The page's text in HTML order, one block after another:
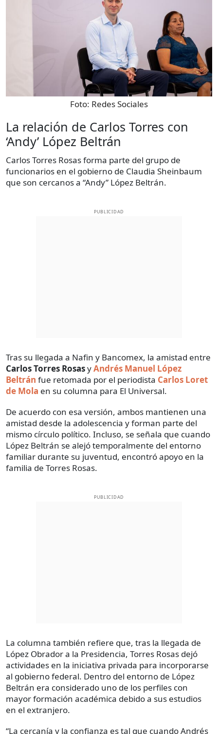
Foto: Redes Sociales
La relación de Carlos Torres con
‘Andy’ López Beltrán
Carlos Torres Rosas forma parte del grupo de
funcionarios en el gobierno de Claudia Sheinbaum
que son cercanos a “Andy” López Beltrán.
PUBLICIDAD
Tras su llegada a Nafin y Bancomex, la amistad entre
Carlos Torres RosasyAndrés Manuel López
Beltrán fue retomada por el periodista Carlos Loret
de Mola en su columna para El Universal.
De acuerdo con esa versión, ambos mantienen una
amistad desde la adolescencia y forman parte del
mismo círculo político. Incluso, se señala que cuando
López Beltrán se alejó temporalmente del entorno
familiar durante su juventud, encontró apoyo en la
familia de Torres Rosas.
PUBLICIDAD
La columna también refiere que, tras la llegada de
López Obrador a la Presidencia, Torres Rosas dejó
actividades en la iniciativa privada para incorporarse
al gobierno federal. Dentro del entorno de López
Beltrán era considerado uno de los perfiles con
mayor formación académica debido a sus estudios
en el extranjero.
“La cercanía y la confianza es tal que cuando Andrés